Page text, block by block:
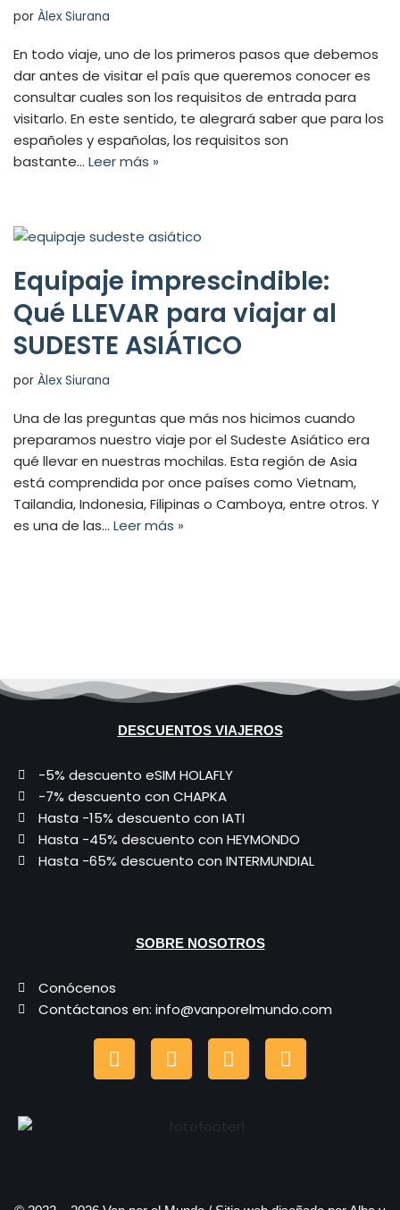
por Àlex Siurana
En todo viaje, uno de los primeros pasos que debemos
dar antes de visitar el país que queremos conocer es
consultar cuales son los requisitos de entrada para
visitarlo. En este sentido, te alegrará saber que para los
españoles y españolas, los requisitos son
bastante… Leer más »
Equipaje imprescindible:
Qué LLEVAR para viajar al
SUDESTE ASIÁTICO
por Àlex Siurana
Una de las preguntas que más nos hicimos cuando
preparamos nuestro viaje por el Sudeste Asiático era
qué llevar en nuestras mochilas. Esta región de Asia
está comprendida por once países como Vietnam,
Tailandia, Indonesia, Filipinas o Camboya, entre otros. Y
es una de las… Leer más »
DESCUENTOS VIAJEROS
-5% descuento eSIM HOLAFLY
-7% descuento con CHAPKA
Hasta -15% descuento con IATI
Hasta -45% descuento con HEYMONDO
Hasta -65% descuento con INTERMUNDIAL
SOBRE NOSOTROS
Conócenos
Contáctanos en: info@vanporelmundo.com